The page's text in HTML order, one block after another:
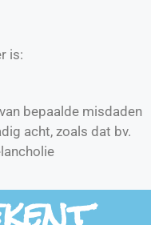
is:
bepaalde misdaden
acht, zoals dat bv.